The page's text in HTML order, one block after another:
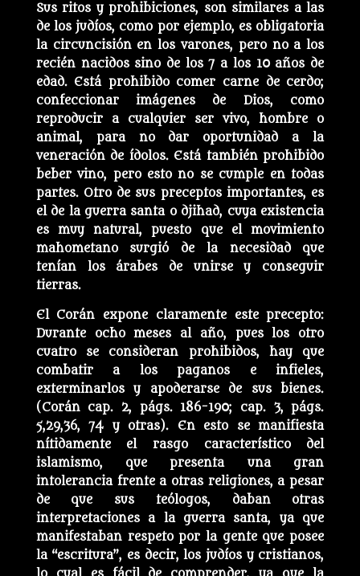
Sus ritos y prohibiciones, son similares a las
de los judíos, como por ejemplo, es obligatoria
la circuncisión en los varones, pero no a los
recién nacidos sino de los 7 a los 10 años de
edad. Está prohibido comer carne de cerdo;
confeccionar imágenes de Dios, como
reproducir a cualquier ser vivo, hombre o
animal, para no dar oportunidad a la
veneración de ídolos. Está también prohibido
beber vino, pero esto no se cumple en todas
partes. Otro de sus preceptos importantes, es
el de la guerra santa o djihad, cuya existencia
es muy natural, puesto que el movimiento
mahometano surgió de la necesidad que
tenían los árabes de unirse y conseguir
tierras.
El Corán expone claramente este precepto:
Durante ocho meses al año, pues los otro
cuatro se consideran prohibidos, hay que
combatir a los paganos e infieles,
exterminarlos y apoderarse de sus bienes.
(Corán cap. 2, págs. 186-190; cap. 3, págs.
5,29,36, 74 y otras). En esto se manifiesta
nítidamente el rasgo característico del
islamismo, que presenta una gran
intolerancia frente a otras religiones, a pesar
de que sus teólogos, daban otras
interpretaciones a la guerra santa, ya que
manifestaban respeto por la gente que posee
la “escritura”, es decir, los judíos y cristianos,